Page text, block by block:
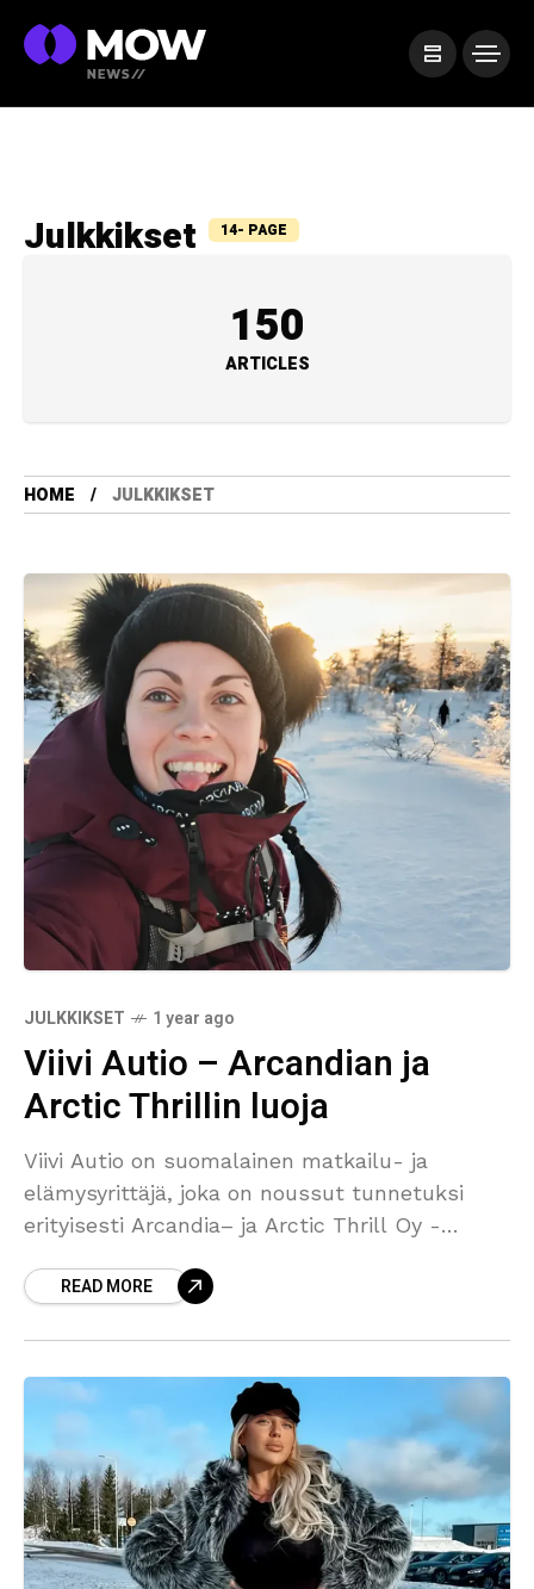
Julkkikset 14- PAGE
150
ARTICLES
HOME JULKKIKSET
JULKKIKSET 1 year ago
Viivi Autio – Arcandian ja
Arctic Thrillin luoja
Viivi Autio on suomalainen matkailu- ja
elämysyrittäjä, joka on noussut tunnetuksi
erityisesti Arcandia– ja Arctic Thrill Oy -
intohimonsa fantasiaa ja tarinankerrontaa
READ MORE